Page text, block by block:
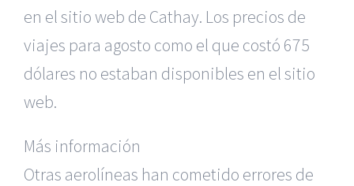
en el sitio web de Cathay. Los precios de
viajes para agosto como el que costó 675
dólares no estaban disponibles en el sitio
web.
Más información
Otras aerolíneas han cometido errores de